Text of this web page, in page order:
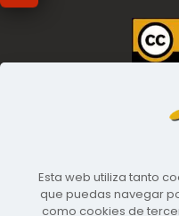
empleadas en
Creative Commons
atribución adecuada
Esta web utiliza tanto
que puedas navegar
como cookies de